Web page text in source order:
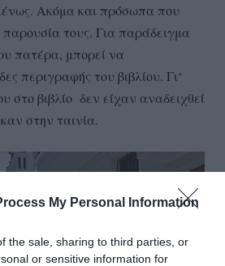
My Personal Information
the sale, sharing to third parties, or
or sensitive information for
Ακόμα και πρόσωπα που
τους. Για παράδειγμα
πατέρα, μπορεί να
περιγραφής του βιβλίου. Γι‘
στο βιβλίο δεν είχαν αναδειχθεί
στην ταινία.